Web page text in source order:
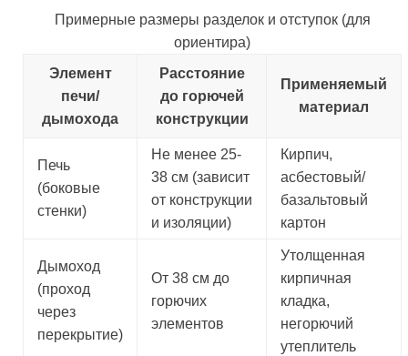
Примерные размеры разделок и отступок (для
ориентира)
Элемент
печи/
дымохода
Расстояние
до горючей
конструкции
Применяемый
материал
Печь
(боковые
стенки)
Не менее 25-
38 см (зависит
от конструкции
и изоляции)
Кирпич,
асбестовый/
базальтовый
картон
Дымоход
(проход
через
перекрытие)
От 38 см до
горючих
элементов
Утолщенная
кирпичная
кладка,
негорючий
утеплитель